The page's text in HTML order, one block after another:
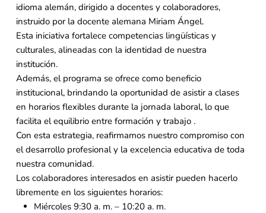
idioma alemán, dirigido a docentes y colaboradores,
instruido por la docente alemana Miriam Ángel.
Esta iniciativa fortalece competencias lingüísticas y
culturales, alineadas con la identidad de nuestra
institución.
Además, el programa se ofrece como beneficio
institucional, brindando la oportunidad de asistir a clases
en horarios flexibles durante la jornada laboral, lo que
facilita el equilibrio entre formación y trabajo .
Con esta estrategia, reafirmamos nuestro compromiso con
el desarrollo profesional y la excelencia educativa de toda
nuestra comunidad.
Los colaboradores interesados en asistir pueden hacerlo
libremente en los siguientes horarios:
Miércoles 9:30 a. m. – 10:20 a. m.